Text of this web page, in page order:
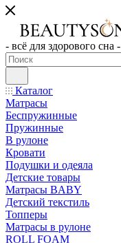
- всё для здорового сна -
Каталог
Матрасы
Беспружинные
Пружинные
В рулоне
Кровати
Подушки и одеяла
Детские товары
Матрасы BABY
Детский текстиль
Топперы
Матрасы в рулоне
ROLL FOAM